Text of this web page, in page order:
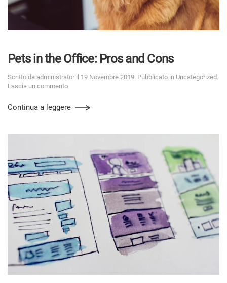
Pets in the Office: Pros and Cons
Scritto da administrator il 19 Novembre 2019. Pubblicato in Uncategorized .
Lascia un commento
Continua a leggere